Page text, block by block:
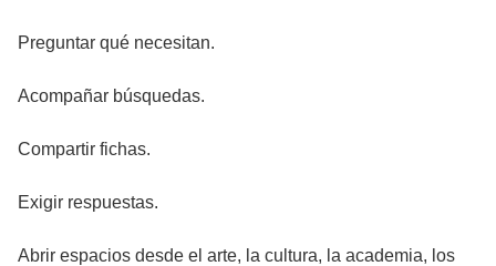
Preguntar qué necesitan.
Acompañar búsquedas.
Compartir fichas.
Exigir respuestas.
Abrir espacios desde el arte, la cultura, la academia, los